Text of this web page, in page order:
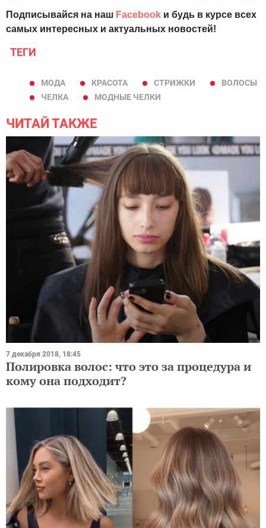
Подписывайся на наш Facebook и будь в курсе всех
самых интересных и актуальных новостей!
ТЕГИ
МОДА КРАСОТА СТРИЖКИ
ВОЛОСЫ
ЧЕЛКА
МОДНЫЕ ЧЕЛКИ
ЧИТАЙ ТАКЖЕ
7 декабря 2018, 18:45
Полировка волос: что это за процедура и
кому она подходит?